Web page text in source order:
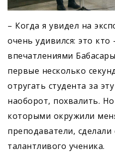
– Когда я увидел на
очень удивился: это кто
впечатлениями
первые несколько
отругать студента за
наоборот, похвалить.
которыми окружили
преподаватели,
талантливого ученика.